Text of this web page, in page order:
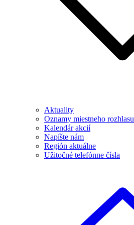
Aktuality
Oznamy miestneho rozhlasu
Kalendár akcií
Napíšte nám
Región aktuálne
Užitočné telefónne čísla